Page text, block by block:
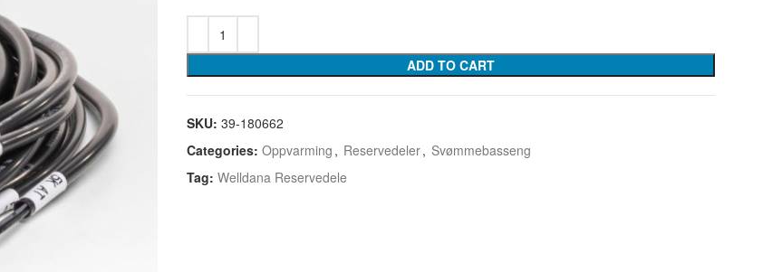
ADD TO CART
SKU: 39-180662
Categories: Oppvarming , Reservedeler, Svømmebasseng
Tag: Welldana Reservedele